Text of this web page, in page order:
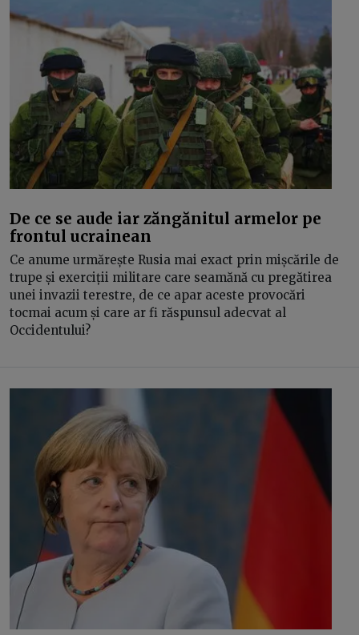
De ce se aude iar zăngănitul armelor pe
frontul ucrainean
Ce anume urmărește Rusia mai exact prin mișcările de
trupe și exerciții militare care seamănă cu pregătirea
unei invazii terestre, de ce apar aceste provocări
tocmai acum și care ar fi răspunsul adecvat al
Occidentului?